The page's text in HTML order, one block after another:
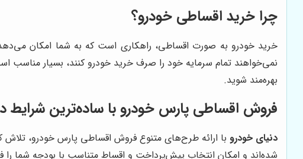
چرا خرید اقساطی خودرو؟
خرید خودرو به صورت اقساطی، راهکاری است که به شما امکان
نمی‌خواهند تمام سرمایه خود را صرف خرید خودرو کنند، بسیار مناسب
بهره‌مند شوید.
فروش اقساطی پارس خودرو با ساده‌ترین شرایط
دنیای خودرو با ارائه طرح‌های متنوع فروش اقساطی پارس خودرو، تلاش
شده‌اند و امکان انتخاب پیش‌پرداخت و اقساط متناسب با بودجه شما را